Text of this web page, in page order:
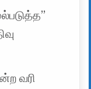
வரி